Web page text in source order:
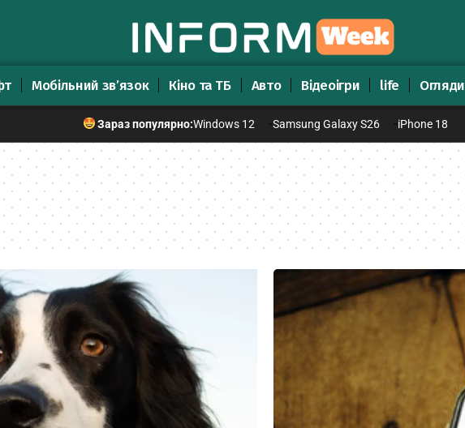
Мобільний зв’язок Кіно та ТБ Авто Відеоігри life Огляди
Зараз популярно:Windows 12 Samsung Galaxy S26 iPhone 18